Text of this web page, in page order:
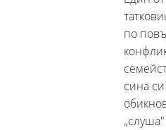
по
сина